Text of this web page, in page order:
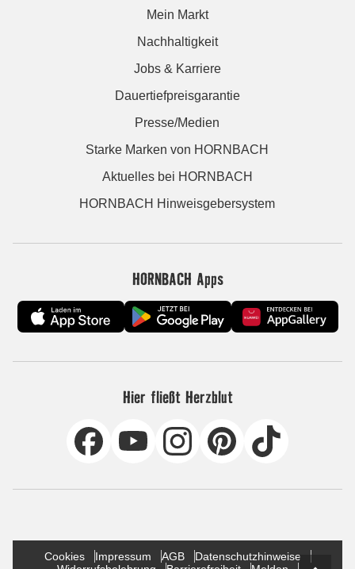
Mein Markt
Nachhaltigkeit
Jobs & Karriere
Dauertiefpreisgarantie
Presse/Medien
Starke Marken von HORNBACH
Aktuelles bei HORNBACH
HORNBACH Hinweisgebersystem
HORNBACH Apps
Hier fließt Herzblut
Cookies Impressum AGB
Datenschutzhinweise